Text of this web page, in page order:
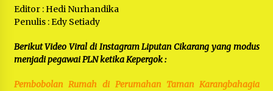
Editor : Hedi Nurhandika
Penulis : Edy Setiady
Berikut Video Viral di Instagram Liputan Cikarang yang modus
menjadi pegawai PLN ketika Kepergok :
Pembobolan Rumah di Perumahan Taman Karangbahagia